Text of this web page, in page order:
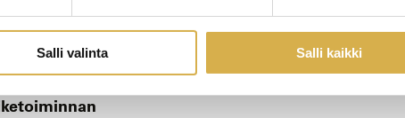
Salli valinta Salli kaikki